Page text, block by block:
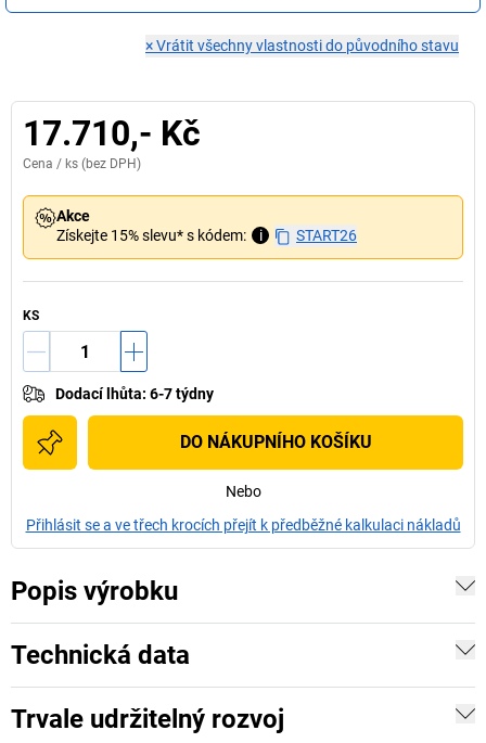
×Vrátit všechny vlastnosti do původního stavu
17.710,- Kč
Cena / ks (bez DPH)
Akce
Získejte 15% slevu* s kódem:
i START26
KS
Dodací lhůta: 6-7 týdny
DO NÁKUPNÍHO KOŠÍKU
Nebo
Přihlásit se a ve třech krocích přejít k předběžné kalkulaci nákladů
Popis výrobku
Technická data
Trvale udržitelný rozvoj